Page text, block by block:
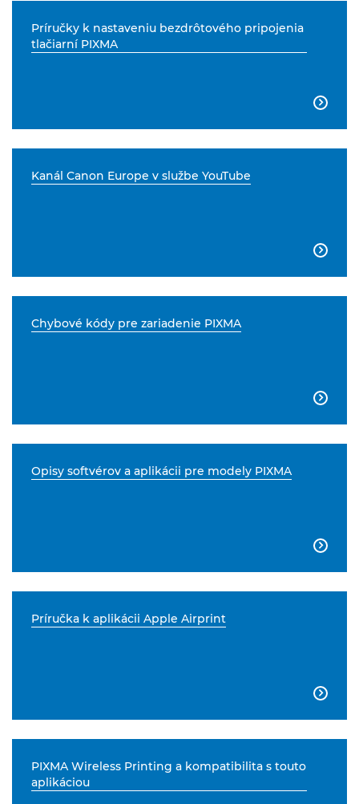
Príručky k nastaveniu bezdrôtového pripojenia
tlačiarní PIXMA

Kanál Canon Europe v službe YouTube

Chybové kódy pre zariadenie PIXMA

Opisy softvérov a aplikácii pre modely PIXMA

Príručka k aplikácii Apple Airprint

PIXMA Wireless Printing a kompatibilita s touto
aplikáciou